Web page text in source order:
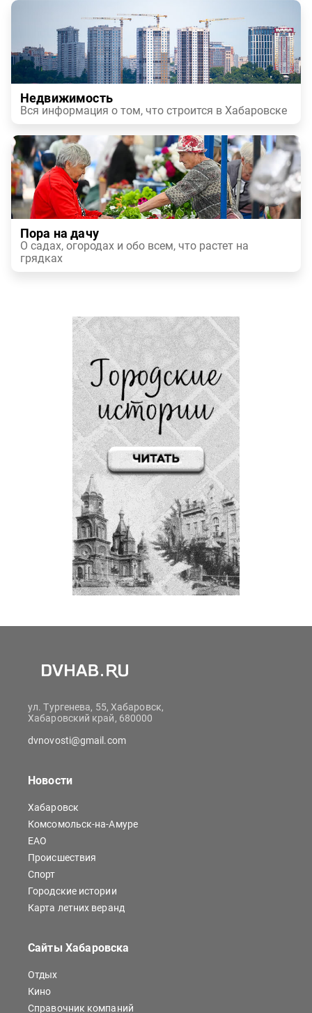
Недвижимость
Вся информация о том, что строится в Хабаровске
Пора на дачу
О садах, огородах и обо всем, что растет на
грядках
ул. Тургенева, 55, Хабаровск,
Хабаровский край, 680000
dvnovosti@gmail.com
Новости
Хабаровск
Комсомольск-на-Амуре
ЕАО
Происшествия
Спорт
Городские истории
Карта летних веранд
Сайты Хабаровска
Отдых
Кино
Справочник компаний